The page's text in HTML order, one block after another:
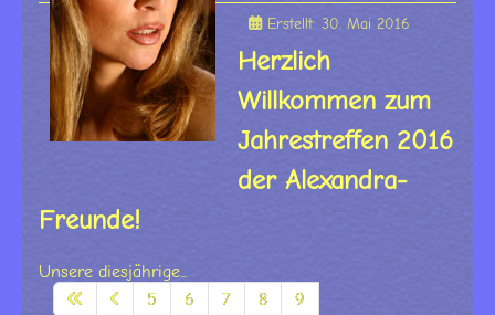
Erstellt: 30. Mai 2016
Herzlich
Willkommen zum
Jahrestreffen 2016
der Alexandra-
Freunde!
Unsere diesjährige...
5
6 7 8 9